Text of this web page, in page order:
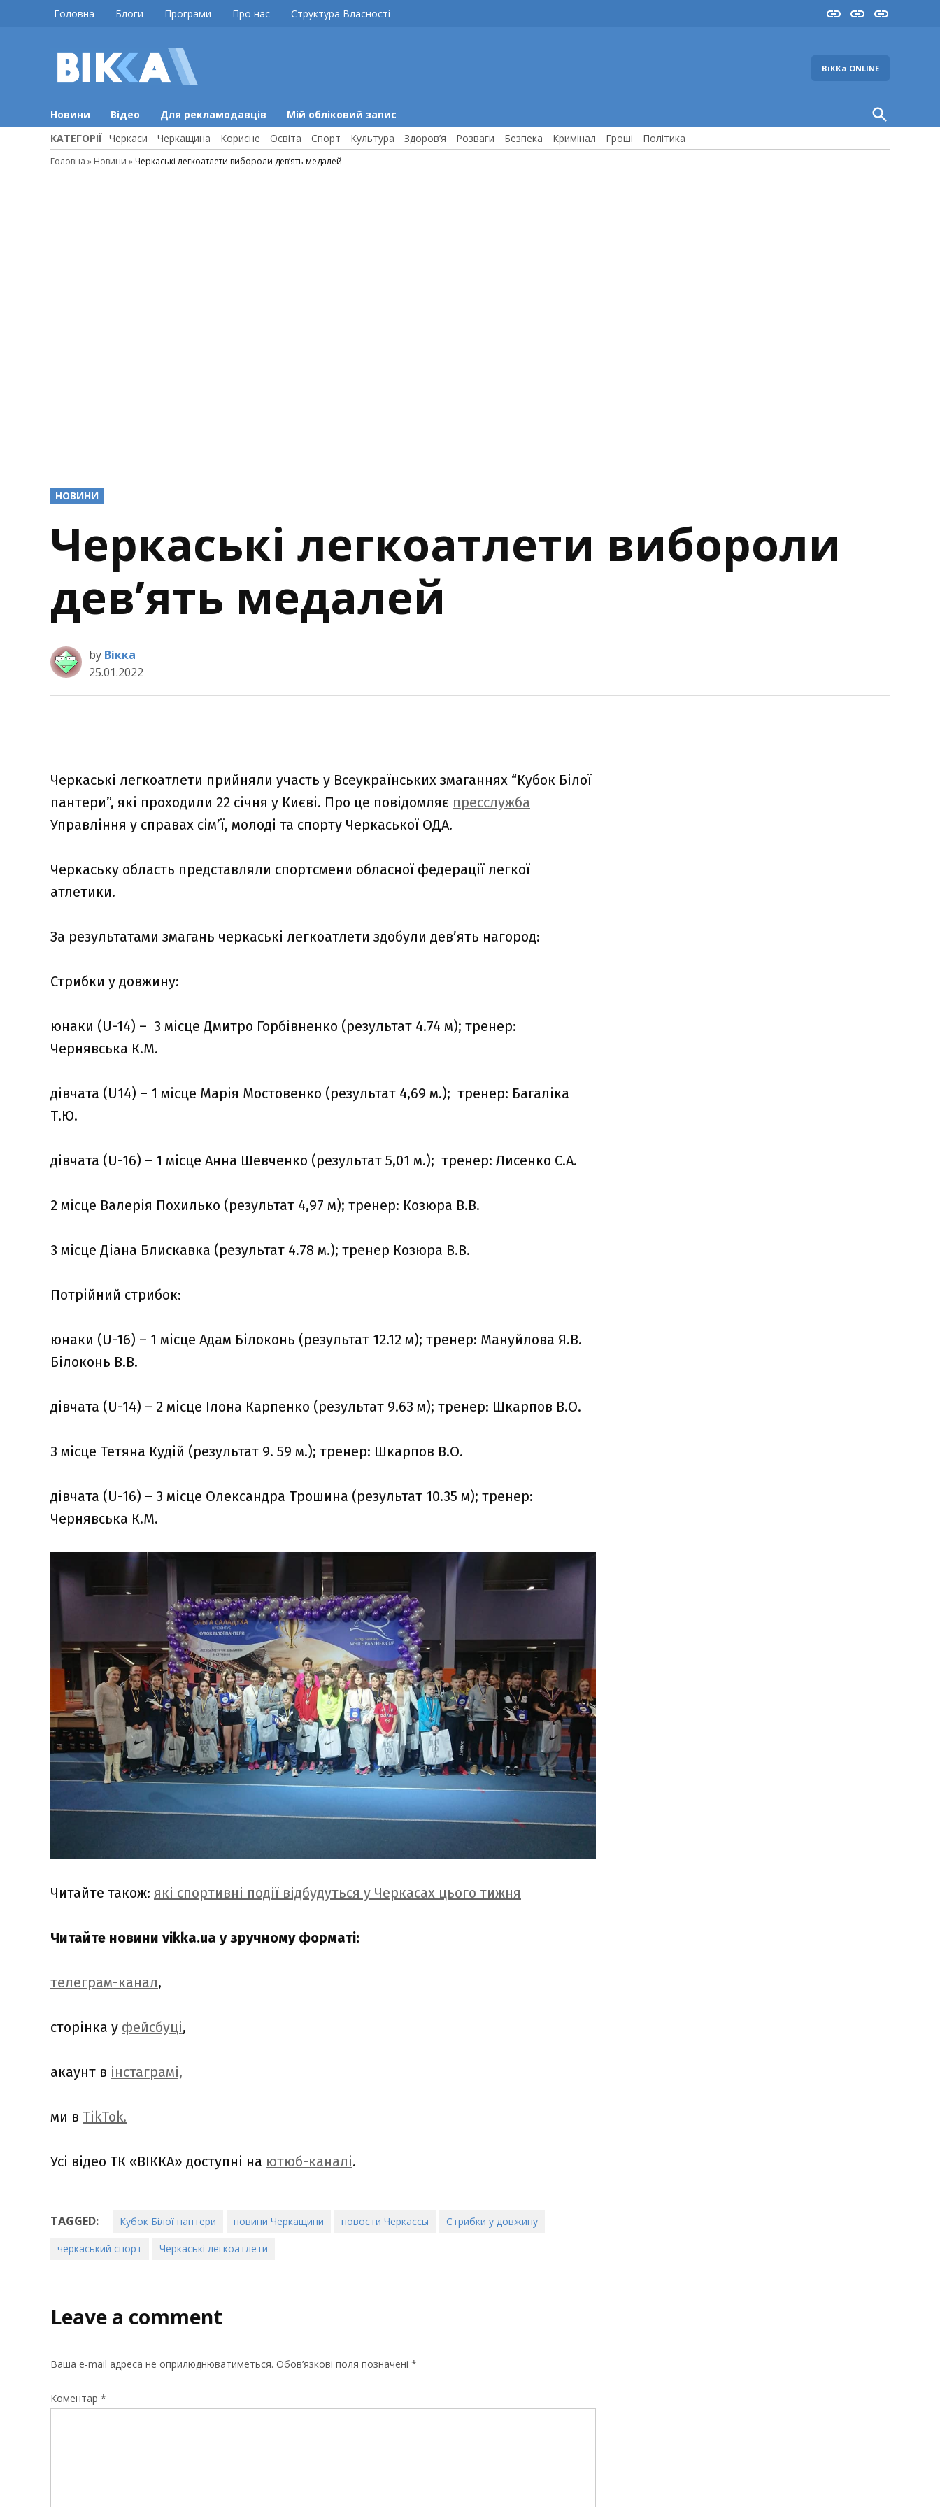
Головна Блоги Програми Про нас Структура Власності InstaYouTube
FB
ВіККа ONLINE
Новини Відео Для рекламодавців Мій обліковий запис
Open
Search
КАТЕГОРІЇ Черкаси Черкащина Корисне Освіта Спорт Культура Здоров’я Розваги Безпека Кримінал Гроші Політика
Головна » Новини » Черкаські легкоатлети вибороли дев’ять медалей
POSTED
IN
НОВИНИ
Черкаські легкоатлети вибороли
дев’ять медалей
by Вікка
25.01.2022
Черкаські легкоатлети прийняли участь у Всеукраїнських змаганнях “Кубок Білої
пантери”, які проходили 22 січня у Києві. Про це повідомляє пресслужба
Управління у справах сім’ї, молоді та спорту Черкаської ОДА.
Черкаську область представляли спортсмени обласної федерації легкої
атлетики.
За результатами змагань черкаські легкоатлети здобули дев’ять нагород:
Стрибки у довжину:
юнаки (U-14) – 3 місце Дмитро Горбівненко (результат 4.74 м); тренер:
Чернявська К.М.
дівчата (U14) – 1 місце Марія Мостовенко (результат 4,69 м.); тренер: Багаліка
Т.Ю.
дівчата (U-16) – 1 місце Анна Шевченко (результат 5,01 м.); тренер: Лисенко С.А.
2 місце Валерія Похилько (результат 4,97 м); тренер: Козюра В.В.
3 місце Діана Блискавка (результат 4.78 м.); тренер Козюра В.В.
Потрійний стрибок:
юнаки (U-16) – 1 місце Адам Білоконь (результат 12.12 м); тренер: Мануйлова Я.В.
Білоконь В.В.
дівчата (U-14) – 2 місце Ілона Карпенко (результат 9.63 м); тренер: Шкарпов В.О.
3 місце Тетяна Кудій (результат 9. 59 м.); тренер: Шкарпов В.О.
дівчата (U-16) – 3 місце Олександра Трошина (результат 10.35 м); тренер:
Чернявська К.М.
Читайте також: які спортивні події відбудуться у Черкасах цього тижня
Читайте новини vikka.ua у зручному форматі:
телеграм-канал,
сторінка у фейсбуці,
акаунт в інстаграмі,
ми в TikTok.
Усі відео ТК «ВІККА» доступні на ютюб-каналі.
TAGGED: Кубок Білої пантери новини Черкащини новости Черкассы Стрибки у довжину
черкаський спорт Черкаські легкоатлети
Leave a comment
Ваша e-mail адреса не оприлюднюватиметься. Обов’язкові поля позначені *
Коментар *